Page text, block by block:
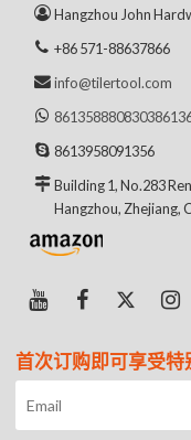
Hangzhou John
+86 571-88637866
info@tilertool.com
8613588808303
8613958091356
Building 1, No.283
Hangzhou, Zhejiang,
首次订购即可享受特